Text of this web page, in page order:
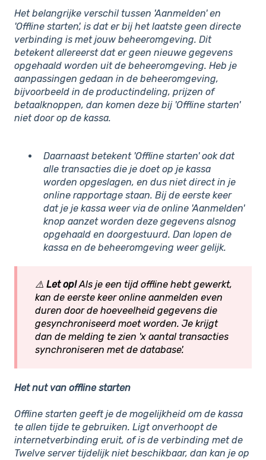
Het belangrijke verschil tussen 'Aanmelden' en
'Offline starten', is dat er bij het laatste geen directe
verbinding is met jouw beheeromgeving. Dit
betekent allereerst dat er geen nieuwe gegevens
opgehaald worden uit de beheeromgeving. Heb je
aanpassingen gedaan in de beheeromgeving,
bijvoorbeeld in de productindeling, prijzen of
betaalknoppen, dan komen deze bij 'Offline starten'
niet door op de kassa.
Daarnaast betekent 'Offline starten' ook dat
alle transacties die je doet op je kassa
worden opgeslagen, en dus niet direct in je
online rapportage staan. Bij de eerste keer
dat je je kassa weer via de online 'Aanmelden'
knop aanzet worden deze gegevens alsnog
opgehaald en doorgestuurd. Dan lopen de
kassa en de beheeromgeving weer gelijk.
⚠️ Let op!Als je een tijd offline hebt gewerkt,
kan de eerste keer online aanmelden even
duren door de hoeveelheid gegevens die
gesynchroniseerd moet worden. Je krijgt
dan de melding te zien 'x aantal transacties
synchroniseren met de database'.
Het nut van offline starten
Offline starten geeft je de mogelijkheid om de kassa
te allen tijde te gebruiken. Ligt onverhoopt de
internetverbinding eruit, of is de verbinding met de
Twelve server tijdelijk niet beschikbaar, dan kan je op